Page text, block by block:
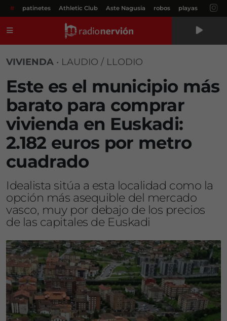
# patinetes Athletic Club Aste Nagusia robos playas
VIVIENDA • LAUDIO / LLODIO
Este es el municipio más
barato para comprar
vivienda en Euskadi:
2.182 euros por metro
cuadrado
Idealista sitúa a esta localidad como la
opción más asequible del mercado
vasco, muy por debajo de los precios
de las capitales de Euskadi